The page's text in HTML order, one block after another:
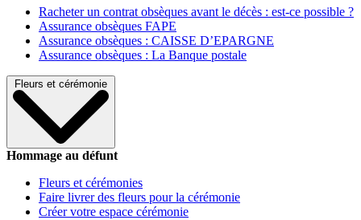
Racheter un contrat obsèques avant le décès : est-ce possible ?
Assurance obsèques FAPE
Assurance obsèques : CAISSE D’EPARGNE
Assurance obsèques : La Banque postale
Fleurs et cérémonie
Hommage au défunt
Fleurs et cérémonies
Faire livrer des fleurs pour la cérémonie
Créer votre espace cérémonie